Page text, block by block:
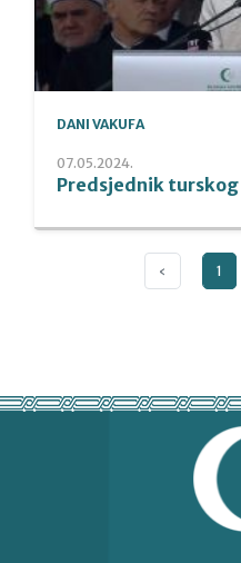
DANI VAKUFA
07.05.2024.
Predsjednik turskog
‹ 1